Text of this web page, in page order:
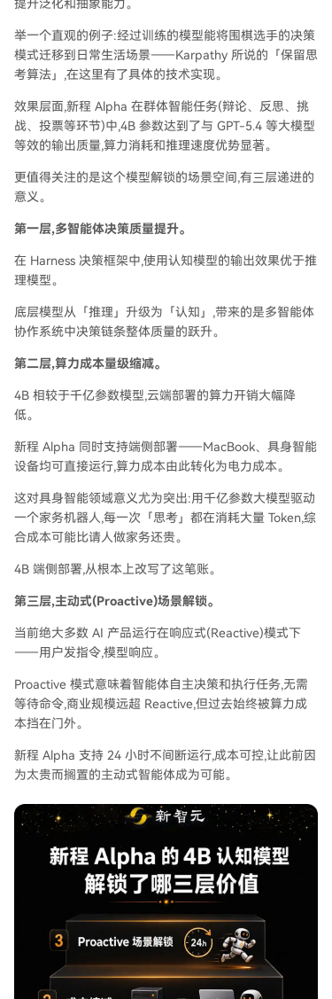
提升泛化和抽象能力。
举一个直观的例子:经过训练的模型能将围棋选手的决策
模式迁移到日常生活场景——Karpathy 所说的「保留思
考算法」,在这里有了具体的技术实现。
效果层面,新程 Alpha 在群体智能任务(辩论、反思、挑
战、投票等环节)中,4B 参数达到了与 GPT-5.4 等大模型
等效的输出质量,算力消耗和推理速度优势显著。
更值得关注的是这个模型解锁的场景空间,有三层递进的
意义。
第一层,多智能体决策质量提升。
在 Harness 决策框架中,使用认知模型的输出效果优于推
理模型。
底层模型从「推理」升级为「认知」,带来的是多智能体
协作系统中决策链条整体质量的跃升。
第二层,算力成本量级缩减。
4B 相较于千亿参数模型,云端部署的算力开销大幅降
低。
新程 Alpha 同时支持端侧部署——MacBook、具身智能
设备均可直接运行,算力成本由此转化为电力成本。
这对具身智能领域意义尤为突出:用千亿参数大模型驱动
一个家务机器人,每一次「思考」都在消耗大量 Token,综
合成本可能比请人做家务还贵。
4B 端侧部署,从根本上改写了这笔账。
第三层,主动式(Proactive)场景解锁。
当前绝大多数 AI 产品运行在响应式(Reactive)模式下
——用户发指令,模型响应。
Proactive 模式意味着智能体自主决策和执行任务,无需
等待命令,商业规模远超 Reactive,但过去始终被算力成
本挡在门外。
新程 Alpha 支持 24 小时不间断运行,成本可控,让此前因
为太贵而搁置的主动式智能体成为可能。